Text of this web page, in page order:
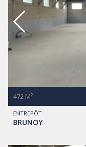
ENTREPÔT
BRUNOY
472 M²